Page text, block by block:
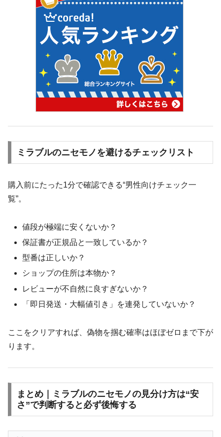
ミラブルのニセモノを避けるチェックリスト
購入前にたった1分で確認できる“男性向けチェック一
覧”。
値段が極端に安くないか？
保証書が正規品と一致しているか？
型番は正しいか？
ショップの住所は本物か？
レビューが不自然に良すぎないか？
「即日発送・大幅値引き」を連発していないか？
ここをクリアすれば、偽物を掴む確率はほぼゼロまで下が
ります。
まとめ｜ミラブルのニセモノの見分け方は“安
さ”で判断すると必ず後悔する